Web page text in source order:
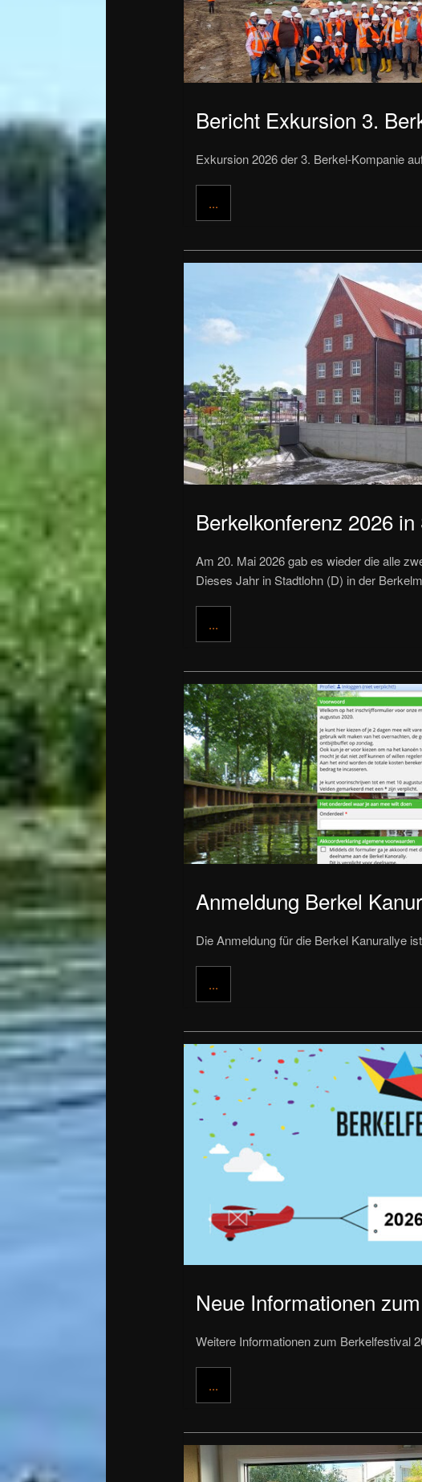
Bericht Exkursion 3.
Exkursion 2026 der 3. Berkel-Kompanie
...
Berkelkonferenz 2026
Am 20. Mai 2026 gab es wieder die alle
Dieses Jahr in Stadtlohn (D) in der
...
Anmeldung Berkel
Die Anmeldung für die Berkel Kanurallye
...
Neue Informationen
Weitere Informationen zum Berkelfestival
...